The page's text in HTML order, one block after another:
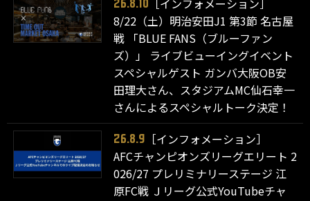
26.8.10
［インフォメーション］
8/22（土）明治安田J1 第3節 名古屋
戦 「BLUE FANS（ブルーファン
ズ）」 ライブビューイングイベント
スペシャルゲスト ガンバ大阪OB安
田理大さん、スタジアムMC仙石幸一
さんによるスペシャルトーク決定！
26.8.9
［インフォメーション］
AFCチャンピオンズリーグエリート 2
026/27 プレリミナリーステージ 江
原FC戦 Ｊリーグ公式YouTubeチャ